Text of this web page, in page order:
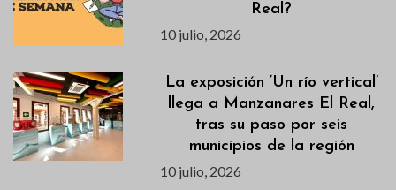
Real?
10 julio, 2026
La exposición ‘Un río vertical’
llega a Manzanares El Real,
tras su paso por seis
municipios de la región
10 julio, 2026